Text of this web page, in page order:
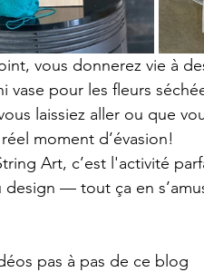
vous donnerez vie à
pour les fleurs
laissiez aller ou que
moment d’évasion!
Art, c’est l'activité
— tout ça en
pas à pas de ce blog